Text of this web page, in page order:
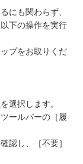
にも関わらず、
下の操作を実行
プをお取りくだ
選択します。
ールバーの［履
認し、［不要］